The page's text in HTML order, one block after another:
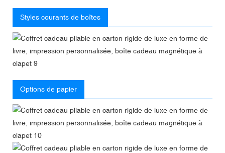
Styles courants de boîtes
Options de papier